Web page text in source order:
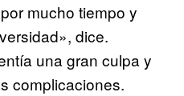
mucho tiempo y
dice.
una gran culpa y
complicaciones.